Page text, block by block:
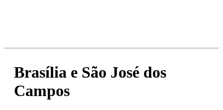
Brasília e São José dos
Campos